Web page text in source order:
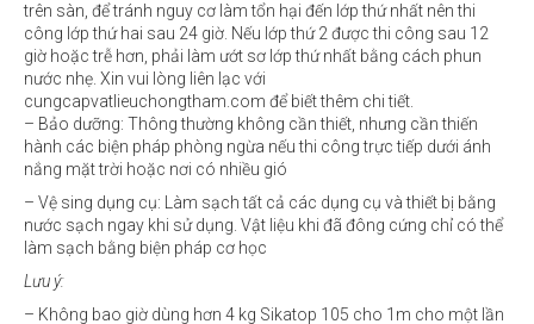
trên sàn, để tránh nguy cơ làm tổn hại đến lớp thứ nhất nên thi
công lớp thứ hai sau 24 giờ. Nếu lớp thứ 2 được thi công sau 12
giờ hoặc trễ hơn, phải làm ướt sơ lớp thứ nhất bằng cách phun
nước nhẹ. Xin vui lòng liên lạc với
cungcapvatlieuchongtham.com để biết thêm chi tiết.
– Bảo dưỡng: Thông thường không cần thiết, nhưng cần thiến
hành các biện pháp phòng ngừa nếu thi công trực tiếp dưới ánh
nắng mặt trời hoặc nơi có nhiều gió
– Vệ sing dụng cụ: Làm sạch tất cả các dụng cụ và thiết bị bằng
nước sạch ngay khi sử dụng. Vật liệu khi đã đông cứng chỉ có thể
làm sạch bằng biện pháp cơ học
Lưu ý:
– Không bao giờ dùng hơn 4 kg Sikatop 105 cho 1m cho một lần